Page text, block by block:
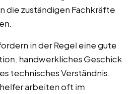
die zuständigen Fachkräfte
in der Regel eine gute
handwerkliches Geschick
technisches Verständnis.
arbeiten oft im